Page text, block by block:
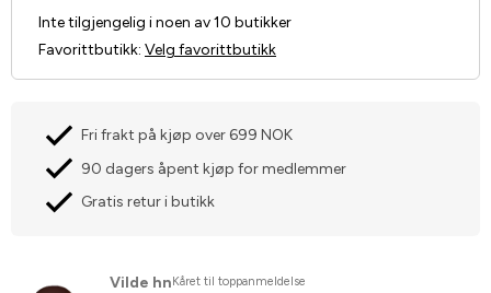
Inte tilgjengelig i noen av 10 butikker
Favorittbutikk: Velg favorittbutikk
Fri frakt på kjøp over 699 NOK
90 dagers åpent kjøp for medlemmer
Gratis retur i butikk
Vilde hn Kåret til toppanmeldelse